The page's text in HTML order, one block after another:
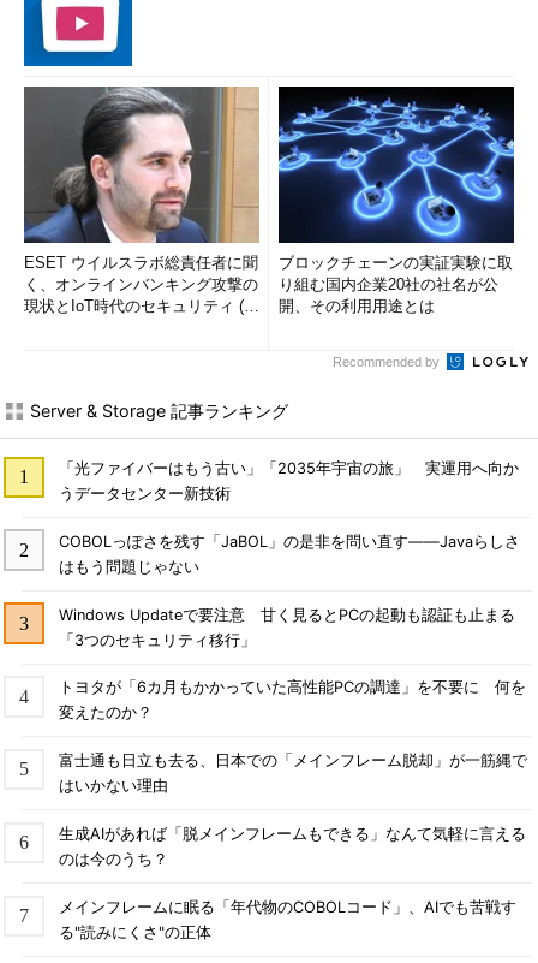
ESET ウイルスラボ総責任者に聞
く、オンラインバンキング攻撃の
現状とIoT時代のセキュリティ (1/
ブロックチェーンの実証実験に取
り組む国内企業20社の社名が公
開、その利用用途とは
Recommended by
Server & Storage 記事ランキング
「光ファイバーはもう古い」「2035年宇宙の旅」 実運用へ向か
うデータセンター新技術
COBOLっぽさを残す「JaBOL」の是非を問い直す――Javaらしさ
はもう問題じゃない
Windows Updateで要注意 甘く見るとPCの起動も認証も止まる
「3つのセキュリティ移行」
トヨタが「6カ月もかかっていた高性能PCの調達」を不要に 何を
変えたのか？
富士通も日立も去る、日本での「メインフレーム脱却」が一筋縄で
はいかない理由
生成AIがあれば「脱メインフレームもできる」なんて気軽に言える
のは今のうち？
メインフレームに眠る「年代物のCOBOLコード」、AIでも苦戦す
る"読みにくさ"の正体